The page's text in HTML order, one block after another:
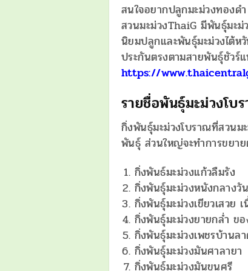
สนใจอยากปลูกมะม่วงทองด
สวนมะม่วงThaiG มีพันธุ์มะ
นิยมปลูกและพันธุ์มะม่วงไต้
ประกันตรงตามสายพันธุ์ชัวร์
https://
รายชื่อพันธุ์มะม่วงโ
กิ่งพันธุ์มะม่วงโบราณที่สวนม
พันธุ์ ส่วนใหญ่จะทำการขยา
กิ่งพันธ์มะม่วงแก้วลืมรัง
กิ่งพันธุ์มะม่วงหนังกลางวัน
กิ่งพันธุ์มะม่วงเขียวเสวย
กิ่งพันธุ์มะม่วงยายกล่ำ ข
กิ่งพันธุ์มะม่วงเพชรบ้านล
กิ่งพันธุ์มะม่วงมันศาลายา
กิ่งพันธุ์มะม่วงมันขุนศรี